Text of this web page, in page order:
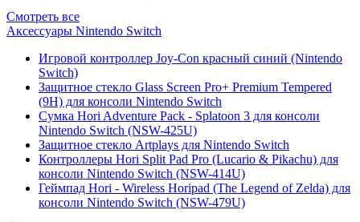
Смотреть все
Аксессуары Nintendo Switch
Игровой контроллер Joy-Con красный синий (Nintendo
Switch)
Защитное стекло Glass Screen Pro+ Premium Tempered
(9H) для консоли Nintendo Switch
Сумка Hori Adventure Pack - Splatoon 3 для консоли
Nintendo Switch (NSW-425U)
Защитное стекло Artplays для Nintendo Switch
Контроллеры Hori Split Pad Pro (Lucario & Pikachu) для
консоли Nintendo Switch (NSW-414U)
Геймпад Hori - Wireless Horipad (The Legend of Zelda) для
консоли Nintendo Switch (NSW-479U)